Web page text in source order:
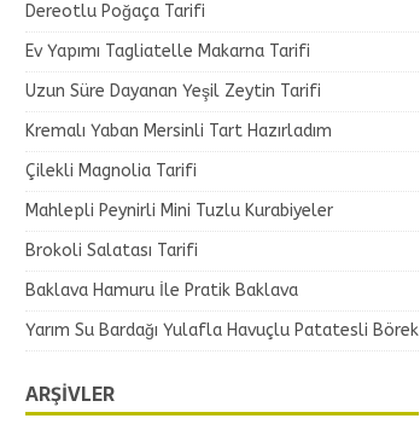
Dereotlu Poğaça Tarifi
Ev Yapımı Tagliatelle Makarna Tarifi
Uzun Süre Dayanan Yeşil Zeytin Tarifi
Kremalı Yaban Mersinli Tart Hazırladım
Çilekli Magnolia Tarifi
Mahlepli Peynirli Mini Tuzlu Kurabiyeler
Brokoli Salatası Tarifi
Baklava Hamuru İle Pratik Baklava
Yarım Su Bardağı Yulafla Havuçlu Patatesli Börek
ARŞIVLER